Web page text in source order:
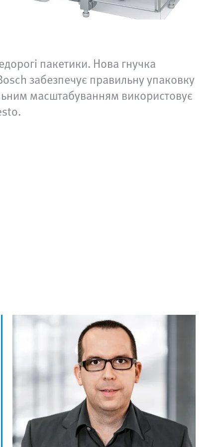
пакетики. Нова гнучка
забезпечує правильну упаковку
масштабуванням використовує